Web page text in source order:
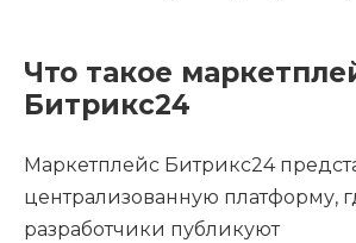
Что такое
Битрикс24
Маркетплейс Битрикс24
централизованную платформу,
разработчики публикуют